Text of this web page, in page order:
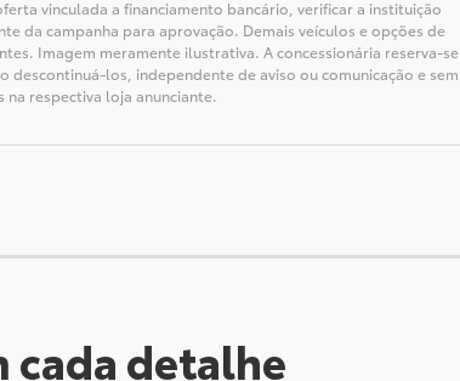
vinculada a financiamento bancário, verificar a instituição
da campanha para aprovação. Demais veículos e opções de
Imagem meramente ilustrativa. A concessionária reserva-se
los, independente de aviso ou comunicação e sem
respectiva loja anunciante.
cada detalhe